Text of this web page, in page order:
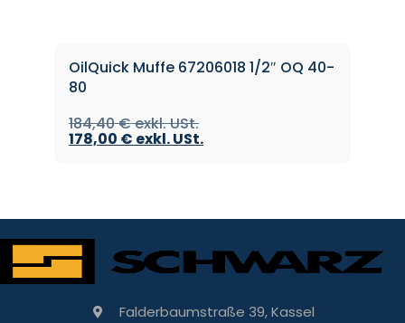
OilQuick Muffe 67206018 1/2″ OQ 40-
80
184,40€
178,00 €
Falderbaumstraße 39, Kassel